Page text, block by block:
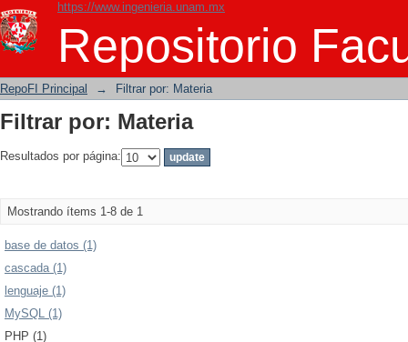
https://www.ingenieria.unam.mx
Repositorio
Filtrar por: Materia
RepoFI Principal → Filtrar por: Materia
Filtrar por: Materia
Resultados por página:
Mostrando ítems 1-8 de 1
base de datos (1)
cascada (1)
lenguaje (1)
MySQL (1)
PHP (1)